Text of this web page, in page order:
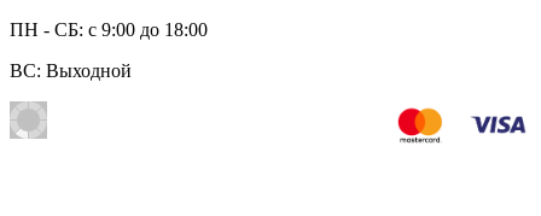
ПН - СБ: с 9:00 до 18:00
ВС: Выходной